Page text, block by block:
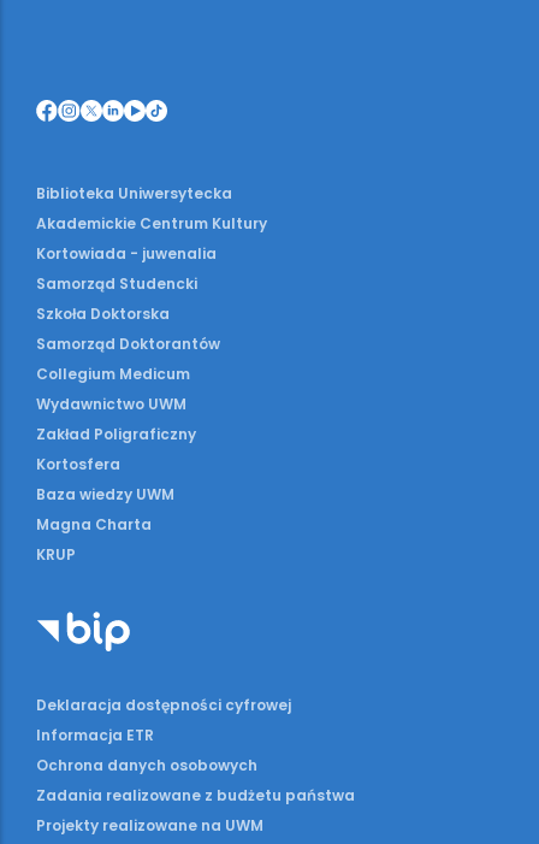
Biblioteka Uniwersytecka
Akademickie Centrum Kultury
Kortowiada - juwenalia
Samorząd Studencki
Szkoła Doktorska
Samorząd Doktorantów
Collegium Medicum
Wydawnictwo UWM
Zakład Poligraficzny
Kortosfera
Baza wiedzy UWM
Magna Charta
KRUP
Deklaracja dostępności cyfrowej
Informacja ETR
Ochrona danych osobowych
Zadania realizowane z budżetu państwa
Projekty realizowane na UWM